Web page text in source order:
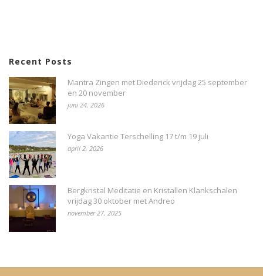
Recent Posts
Mantra Zingen met Diederick vrijdag 25 september
en 20 november
juni 24, 2026
Yoga Vakantie Terschelling 17 t/m 19 juli
april 2, 2026
Bergkristal Meditatie en Kristallen Klankschalen
vrijdag 30 oktober met Andreo
november 27, 2025